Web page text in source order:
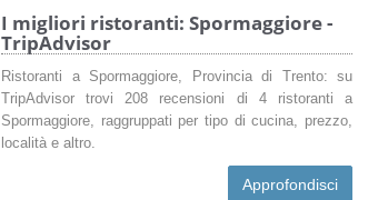
I migliori ristoranti: Spormaggiore -
TripAdvisor
Ristoranti a Spormaggiore, Provincia di Trento: su
TripAdvisor trovi 208 recensioni di 4 ristoranti a
Spormaggiore, raggruppati per tipo di cucina, prezzo,
località e altro.
Approfondisci